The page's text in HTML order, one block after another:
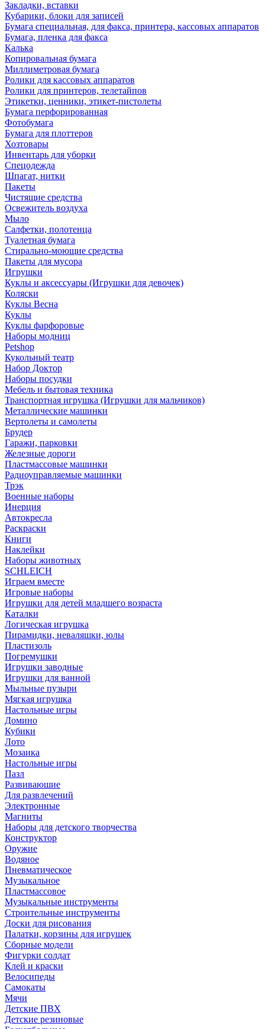
Закладки, вставки
Кубарики, блоки для записей
Бумага специальная, для факса, принтера, кассовых аппаратов
Бумага, пленка для факса
Калька
Копировальная бумага
Миллиметровая бумага
Ролики для кассовых аппаратов
Ролики для принтеров, телетайпов
Этикетки, ценники, этикет-пистолеты
Бумага перфорированная
Фотобумага
Бумага для плоттеров
Хозтовары
Инвентарь для уборки
Спецодежда
Шпагат, нитки
Пакеты
Чистящие средства
Освежитель воздуха
Мыло
Салфетки, полотенца
Туалетная бумага
Стирально-моющие средства
Пакеты для мусора
Игрушки
Куклы и аксессуары (Игрушки для девочек)
Коляски
Куклы Весна
Куклы
Куклы фарфоровые
Наборы модниц
Petshop
Кукольный театр
Набор Доктор
Наборы посудки
Мебель и бытовая техника
Транспортная игрушка (Игрушки для мальчиков)
Металлические машинки
Вертолеты и самолеты
Брудер
Гаражи, парковки
Железные дороги
Пластмассовые машинки
Радиоуправляемые машинки
Трэк
Военные наборы
Инерция
Автокресла
Раскраски
Книги
Наклейки
Наборы животных
SCHLEICH
Играем вместе
Игровые наборы
Игрушки для детей младшего возраста
Каталки
Логическая игрушка
Пирамидки, неваляшки, юлы
Пластизоль
Погремушки
Игрушки заводные
Игрушки для ванной
Мыльные пузыри
Мягкая игрушка
Настольные игры
Домино
Кубики
Лото
Мозаика
Настольные игры
Пазл
Развиваюшие
Для развлечений
Электронные
Магниты
Наборы для детского творчества
Конструктор
Оружие
Водяное
Пневматическое
Музыкальное
Пластмассовое
Музыкальные инструменты
Строительные инструменты
Доски для рисования
Палатки, корзины для игрушек
Сборные модели
Фигурки солдат
Клей и краски
Велосипеды
Самокаты
Мячи
Детские ПВХ
Детские резиновые